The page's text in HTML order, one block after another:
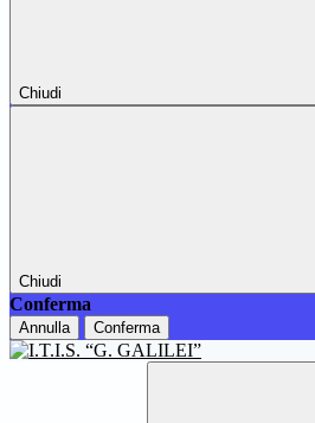
Chiudi
Chiudi
Conferma
Annulla Conferma